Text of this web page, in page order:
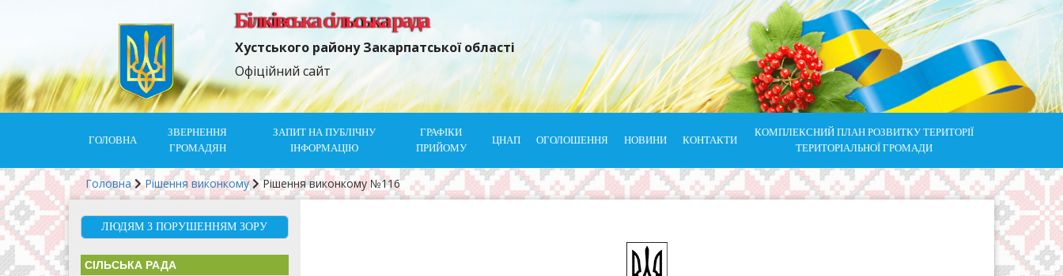
Білківська сільська рада
Хустського району Закарпатської області
Офіційний сайт
ГОЛОВНА
ЗВЕРНЕННЯ
ГРОМАДЯН
ЗАПИТ НА ПУБЛІЧНУ
ІНФОРМАЦІЮ
ГРАФІКИ
ПРИЙОМУ
ЦНАП ОГОЛОШЕННЯ НОВИНИ КОНТАКТИ
КОМПЛЕКСНИЙ ПЛАН РОЗВИТКУ ТЕРИТОРІЇ
ТЕРИТОРІАЛЬНОЇ ГРОМАДИ
Головна Рішення виконкому Рішення виконкому №116
ЛЮДЯМ З ПОРУШЕННЯМ ЗОРУ
СІЛЬСЬКА РАДА